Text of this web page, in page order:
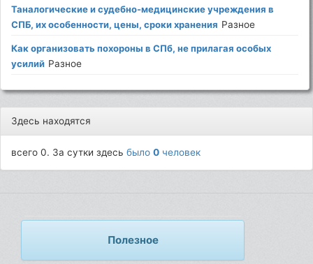
Таналогические и судебно-медицинские учреждения в
СПБ, их особенности, цены, сроки хранения Разное
Как организовать похороны в СПб, не прилагая особых
усилий Разное
Здесь находятся
всего 0. За сутки здесьбыло0 человек
Полезное